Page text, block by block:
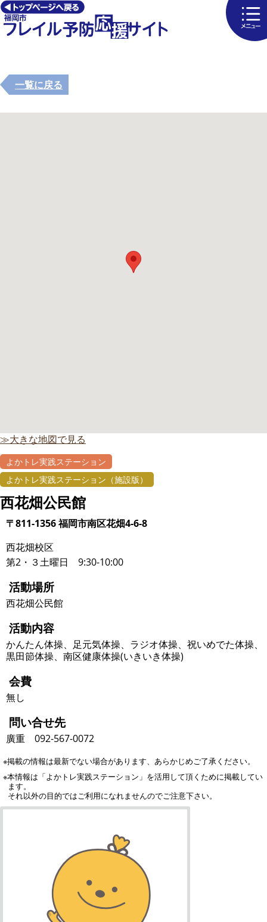
一覧に戻る
≫大きな地図で見る
よかトレ実践ステーション
よかトレ実践ステーション（施設版）
西花畑公民館
〒811-1356 福岡市南区花畑4-6-8
西花畑校区
第2・３土曜日 9:30-10:00
活動場所
西花畑公民館
活動内容
かんたん体操、足元気体操、ラジオ体操、祝いめでた体操、
黒田節体操、南区健康体操(いきいき体操)
会費
無し
問い合せ先
廣重 092-567-0072
※掲載の情報は最新でない場合があります、あらかじめご了承ください。
※本情報は「よかトレ実践ステーション」を活用して頂くために掲載してい
ます。
それ以外の目的ではご利用になれませんのでご注意下さい。